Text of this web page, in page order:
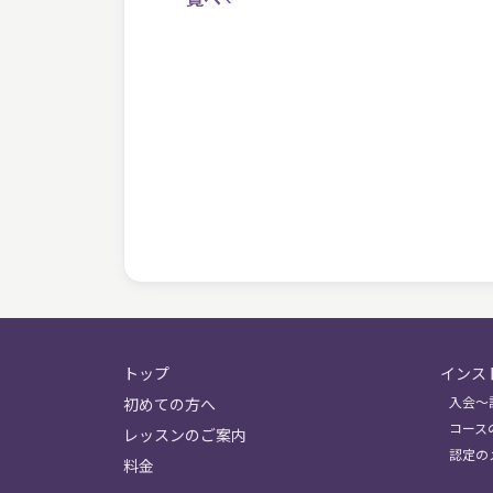
トップ
初めての方へ
レッスンのご案内
料金
インス
入会
コース
認定の